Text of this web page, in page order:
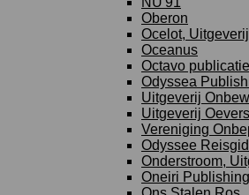
Oberon
Ocelot, Uitgeverij
Oceanus
Octavo
Odyssea
Uitgeverij
Uitgeverij Oevers
Vereniging
Odyssee
Onderstroom,
Oneiri Publishing